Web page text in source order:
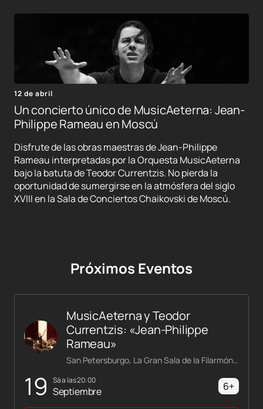
12 de abril
Un concierto único de MusicAeterna: Jean-
Philippe Rameau en Moscú
Disfrute de las obras maestras de Jean-Philippe
Rameau interpretadas por la Orquesta MusicAeterna
bajo la batuta de Teodor Currentzis. No pierda la
oportunidad de sumergirse en la atmósfera del siglo
XVIII en la Sala de Conciertos Chaikovski de Moscú.
Próximos Eventos
19 sá a las 20:00
Septiembre
MusicAeterna y Teodor
Currentzis: «Jean-Philippe
Rameau»
San Petersburgo, La Gran Sala de la Filarmónica Shostakóvich
6+